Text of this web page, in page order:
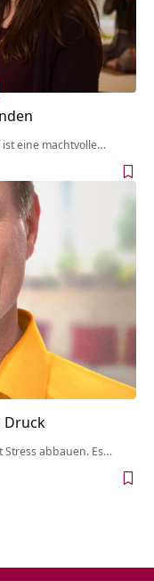
eine machtvolle…
Druck
abbauen. Es…